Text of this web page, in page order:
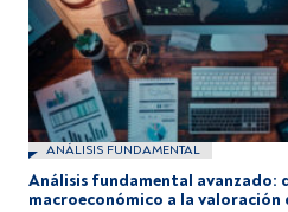
ANÁLISIS FUNDAMENTAL
Análisis fundamental avanzado:
macroeconómico a la valoración